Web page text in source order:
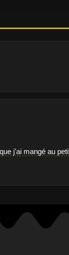
j'ai mangé au